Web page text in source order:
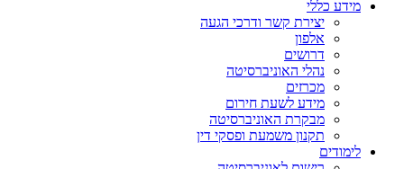
מידע כללי
יצירת קשר ודרכי הגעה
אלפון
דרושים
נהלי האוניברסיטה
מכרזים
מידע לשעת חירום
מבקרת האוניברסיטה
תקנון משמעת ופסקי דין
לימודים